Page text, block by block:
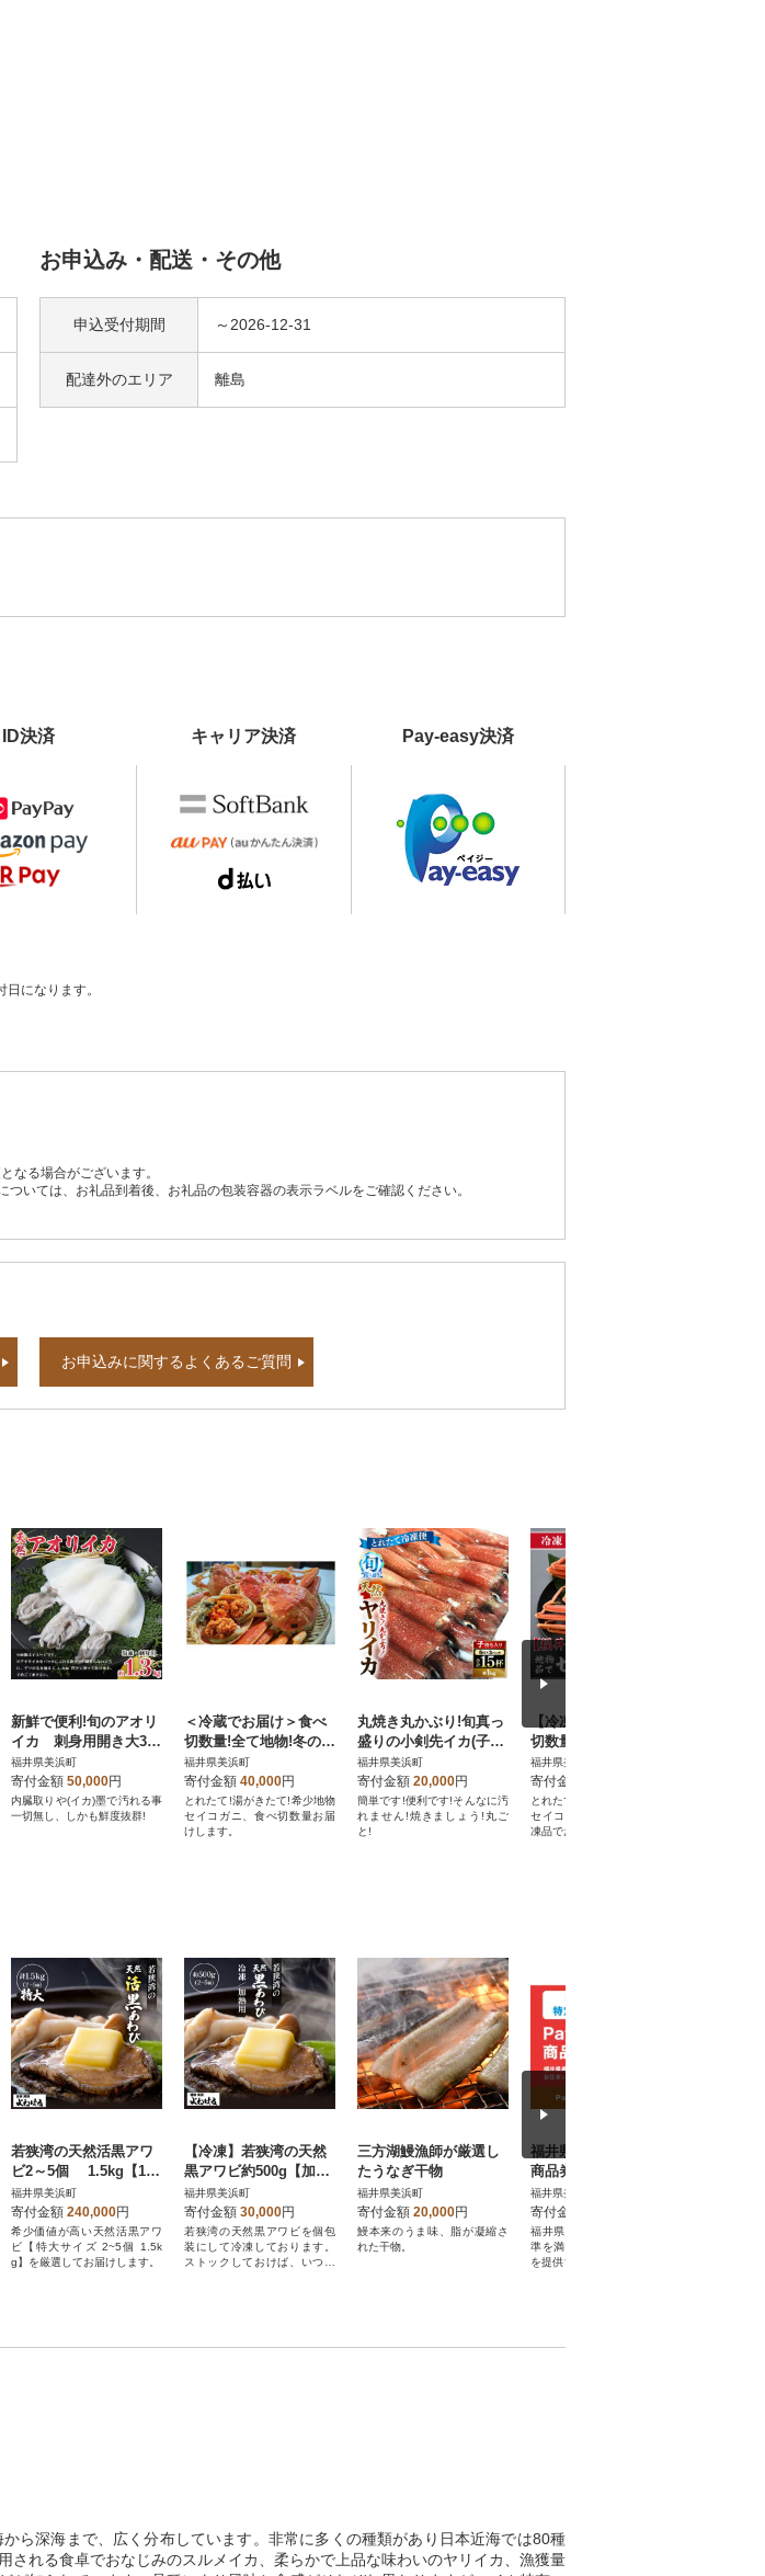
お申込み・配送・その他
申込受付期間 ～2026-12-31
配達外のエリア 離島
ID決済 キャリア決済 Pay-easy決済
になります。
なる場合がございます。
いては、お礼品到着後、お礼品の包装容器の表示ラベルをご確認ください。
お申込みに関するよくあるご質問
新鮮で便利!旬のアオリ
イカ 刺身用開き大3
枚 約1.3kg(冷凍)
福井県美浜町
寄付金額 50,000円
内臓取りや(イカ)墨で汚れる事
一切無し、しかも鮮度抜群!
＜冷蔵でお届け＞食べ
切数量!全て地物!冬の味
覚 旬のセイコガニ(3
匹計550g)食べ方カラー
説明書付
福井県美浜町
寄付金額 40,000円
とれたて!湯がきたて!希少地物
セイコガニ、食べ切数量お届
けします。
丸焼き丸かぶり!旬真っ
盛りの小剣先イカ(子持
ヤリイカ)とれたて冷凍
便
福井県美浜町
寄付金額 20,000円
簡単です!便利です!そんなに汚
れません!焼きましょう!丸ご
と!
【冷凍でお届け】食べ
切数量!全て地物!冬の味
覚 旬のセイコガニ(3
匹計550g前後)食べ方説
明書付
福井県美浜町
寄付金額
とれたて!湯がきたて!希少地物
セイコガニ、食べ切数量を冷
凍品でお届けします。
若狭湾の天然活黒アワ
ビ2～5個 1.5kg【1個
300g以上】
福井県美浜町
寄付金額 240,000円
希少価値が高い天然活黒アワ
ビ【特大サイズ 2~5個 1.5k
g】を厳選してお届けします。
【冷凍】若狭湾の天然
黒アワビ約500g【加熱
用】冷凍庫にあると便
利な一品!バター焼きや
酒蒸しでぜひ♪
福井県美浜町
寄付金額 30,000円
若狭湾の天然黒アワビを個包
装にして冷凍しております。
ストックしておけば、いつで
三方湖鰻漁師が厳選し
たうなぎ干物
福井県美浜町
寄付金額 20,000円
鰻本来のうま味、脂が凝縮さ
れた干物。
福井県美浜町 PayPay
商品券(300円分)※地域
内の一部の加盟店のみ
で利用可
福井県美浜町
寄付金額
福井県美浜町の地場産品の基
準を満たした商品・サービス
を提供するPayPay加盟店での
ら深海まで、広く分布しています。非常に多くの種類があり日本近海では80種
れる食卓でおなじみのスルメイカ、柔らかで上品な味わいのヤリイカ、漁獲量